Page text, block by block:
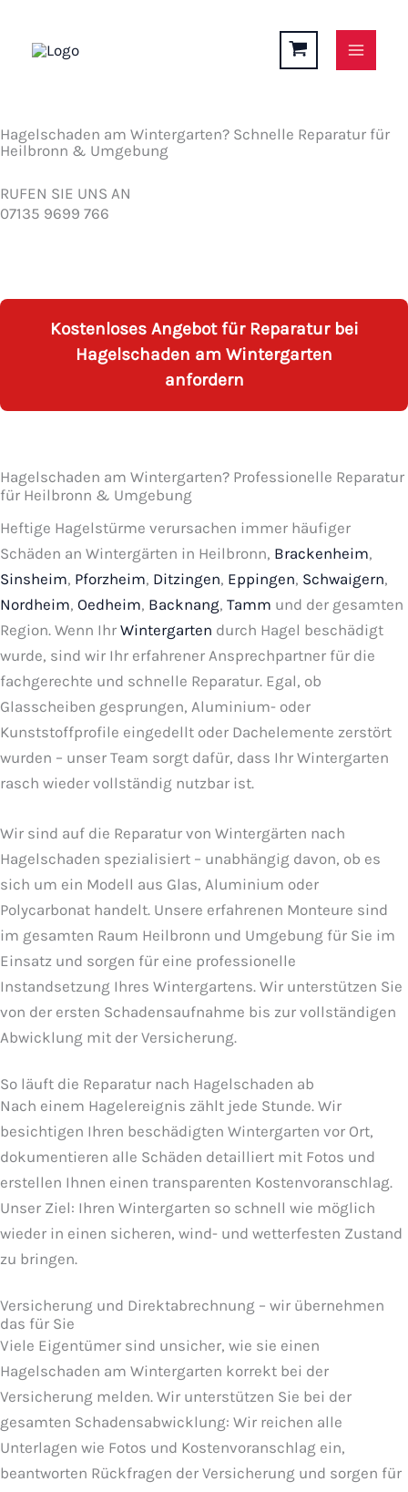
springen
Hagelschaden am Wintergarten? Schnelle Reparatur für
Heilbronn & Umgebung
RUFEN SIE UNS AN
07135 9699 766
Kostenloses Angebot für Reparatur bei
Hagelschaden am Wintergarten
anfordern
Hagelschaden am Wintergarten? Professionelle Reparatur
für Heilbronn & Umgebung
Heftige Hagelstürme verursachen immer häufiger
Schäden an Wintergärten in Heilbronn, Brackenheim,
Sinsheim, Pforzheim, Ditzingen, Eppingen, Schwaigern,
Nordheim, Oedheim, Backnang, Tamm und der gesamten
Region. Wenn Ihr Wintergarten durch Hagel beschädigt
wurde, sind wir Ihr erfahrener Ansprechpartner für die
fachgerechte und schnelle Reparatur. Egal, ob
Glasscheiben gesprungen, Aluminium- oder
Kunststoffprofile eingedellt oder Dachelemente zerstört
wurden – unser Team sorgt dafür, dass Ihr Wintergarten
rasch wieder vollständig nutzbar ist.
Wir sind auf die Reparatur von Wintergärten nach
Hagelschaden spezialisiert – unabhängig davon, ob es
sich um ein Modell aus Glas, Aluminium oder
Polycarbonat handelt. Unsere erfahrenen Monteure sind
im gesamten Raum Heilbronn und Umgebung für Sie im
Einsatz und sorgen für eine professionelle
Instandsetzung Ihres Wintergartens. Wir unterstützen Sie
von der ersten Schadensaufnahme bis zur vollständigen
Abwicklung mit der Versicherung.
So läuft die Reparatur nach Hagelschaden ab
Nach einem Hagelereignis zählt jede Stunde. Wir
besichtigen Ihren beschädigten Wintergarten vor Ort,
dokumentieren alle Schäden detailliert mit Fotos und
erstellen Ihnen einen transparenten Kostenvoranschlag.
Unser Ziel: Ihren Wintergarten so schnell wie möglich
wieder in einen sicheren, wind- und wetterfesten Zustand
zu bringen.
Versicherung und Direktabrechnung – wir übernehmen
das für Sie
Viele Eigentümer sind unsicher, wie sie einen
Hagelschaden am Wintergarten korrekt bei der
Versicherung melden. Wir unterstützen Sie bei der
gesamten Schadensabwicklung: Wir reichen alle
Unterlagen wie Fotos und Kostenvoranschlag ein,
beantworten Rückfragen der Versicherung und sorgen für